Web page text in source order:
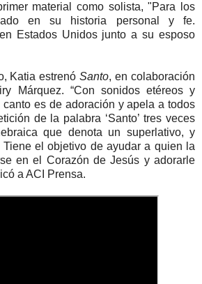
material como solista, "Para los
en su historia personal y fe.
Estados Unidos junto a su esposo
Katia estrenóSanto, en colaboración
Márquez. “Con sonidos etéreos y
canto es de adoración y apela a todos
de la palabra ‘Santo’ tres veces
que denota un superlativo, y
Tiene el objetivo de ayudar a quien la
en el Corazón de Jesús y adorarle
a ACI Prensa.